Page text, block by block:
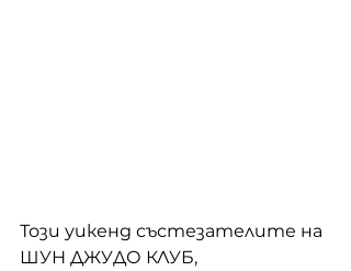
Този уикенд състезателите на
ШУН ДЖУДО КЛУБ,